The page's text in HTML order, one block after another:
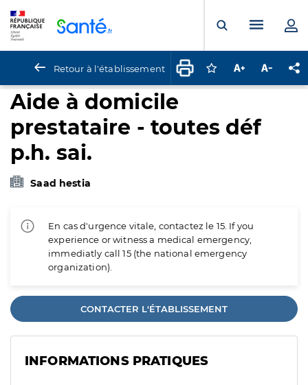
Ouvrir laMenu
Retour à l'établissement Connectez-vous
Augmenter la
Aide à domicile
prestataire - toutes déf
p.h. sai.
Saad hestia
En cas d'urgence vitale, contactez le 15. If you
experience or witness a medical emergency,
immediatly call 15 (the national emergency
organization).
CONTACTER L'ÉTABLISSEMENT
INFORMATIONS PRATIQUES